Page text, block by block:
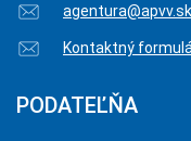
agentura@apvv.sk
Kontaktný
PODATEĽŇA